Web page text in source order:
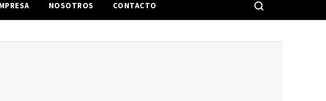
NOSOTROS CONTACTO